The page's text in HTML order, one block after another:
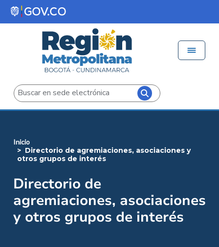
Pasar al contenido principal
Buscar
inicio
directorio de agremiaciones, asociaciones y
otros grupos de interés
Directorio de
agremiaciones, asociaciones
y otros grupos de interés